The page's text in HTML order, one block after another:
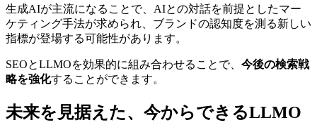
生成AIが主流になることで、AIとの対話を前提としたマー
ケティング手法が求められ、ブランドの認知度を測る新しい
指標が登場する可能性があります。
SEOとLLMOを効果的に組み合わせることで、 今後の検索戦
略を強化することができます。
未来を見据えた、今からできるLLMO